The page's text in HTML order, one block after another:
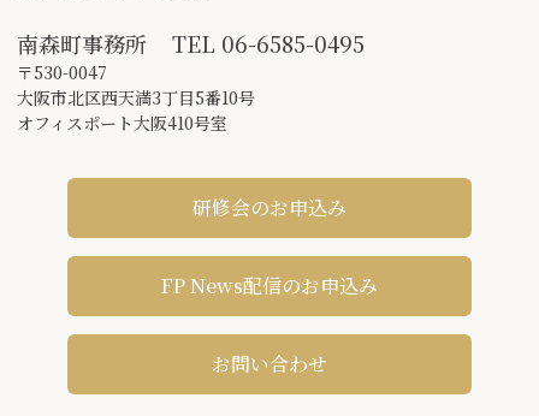
南森町事務所 TEL 06-6585-0495
〒530-0047
大阪市北区西天満3丁目5番10号
オフィスポート大阪410号室
研修会のお申込み
FP News配信のお申込み
お問い合わせ